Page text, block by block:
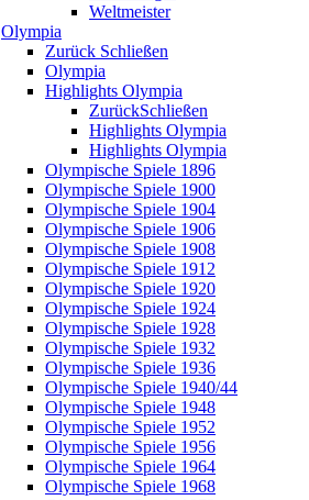
Weltmeister
Olympia
Zurück Schließen
Olympia
Highlights Olympia
ZurückSchließen
Highlights Olympia
Highlights Olympia
Olympische Spiele 1896
Olympische Spiele 1900
Olympische Spiele 1904
Olympische Spiele 1906
Olympische Spiele 1908
Olympische Spiele 1912
Olympische Spiele 1920
Olympische Spiele 1924
Olympische Spiele 1928
Olympische Spiele 1932
Olympische Spiele 1936
Olympische Spiele 1940/44
Olympische Spiele 1948
Olympische Spiele 1952
Olympische Spiele 1956
Olympische Spiele 1964
Olympische Spiele 1968